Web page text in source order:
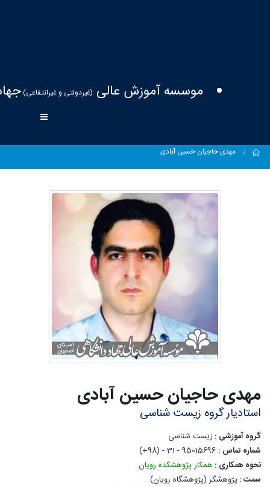
موسسه آموزش عالی (غیردولتی و غیرانتفاعی)
Home
مهدی حاجیان حسین آبادی
مهدیحاجیان حسین آبادی
استادیار گروه زیست شناسی
گروه آموزشی : زیست شناسی
شماره تماس :
نحوه همکاری : همکار پژوهشکده رویان
سمت : پژوهشگر (پژوهشگاه رویان)